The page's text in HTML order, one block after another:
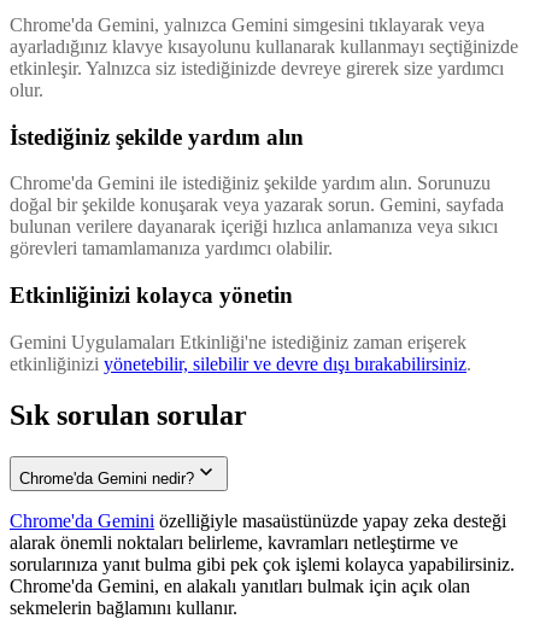
Chrome'da Gemini, yalnızca Gemini simgesini tıklayarak veya
ayarladığınız klavye kısayolunu kullanarak kullanmayı seçtiğinizde
etkinleşir. Yalnızca siz istediğinizde devreye girerek size yardımcı
olur.
İstediğiniz şekilde yardım alın
Chrome'da Gemini ile istediğiniz şekilde yardım alın. Sorunuzu
doğal bir şekilde konuşarak veya yazarak sorun. Gemini, sayfada
bulunan verilere dayanarak içeriği hızlıca anlamanıza veya sıkıcı
görevleri tamamlamanıza yardımcı olabilir.
Etkinliğinizi kolayca yönetin
Gemini Uygulamaları Etkinliği'ne istediğiniz zaman erişerek
etkinliğinizi yönetebilir, silebilir ve devre dışı bırakabilirsiniz.
Sık sorulan sorular
Chrome'da Gemini nedir?
Chrome'da Gemini özelliğiyle masaüstünüzde yapay zeka desteği
alarak önemli noktaları belirleme, kavramları netleştirme ve
sorularınıza yanıt bulma gibi pek çok işlemi kolayca yapabilirsiniz.
Chrome'da Gemini, en alakalı yanıtları bulmak için açık olan
sekmelerin bağlamını kullanır.